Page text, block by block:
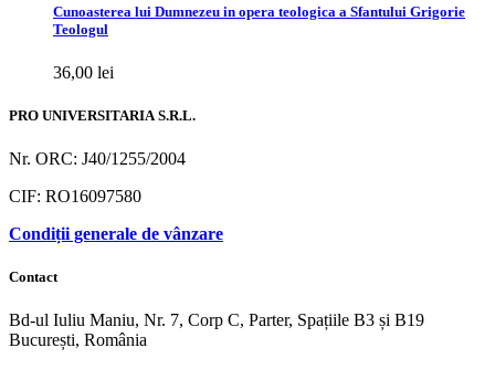
Cunoasterea lui Dumnezeu in opera teologica a Sfantului Grigorie
Teologul
36,00 lei
PRO UNIVERSITARIA S.R.L.
Nr. ORC: J40/1255/2004
CIF: RO16097580
Condiții generale de vânzare
Contact
Bd-ul Iuliu Maniu, Nr. 7, Corp C, Parter, Spațiile B3 și B19
București, România